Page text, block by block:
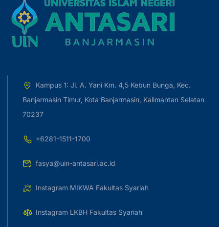
Kampus 1: Jl. A. Yani Km. 4,5 Kebun Bunga, Kec.
Banjarmasin Timur, Kota Banjarmasin, Kalimantan Selatan
70237
+6281-1511-1700
fasya@uin-antasari.ac.id
Instagram MIKWA Fakultas Syariah
Instagram LKBH Fakultas Syariah